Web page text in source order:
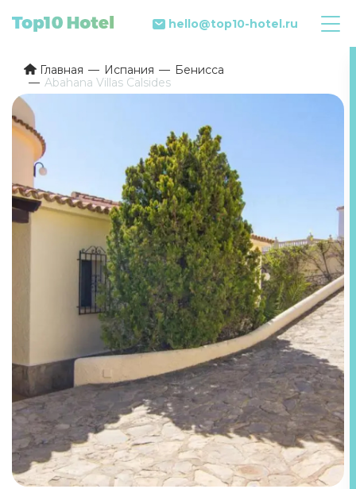
hello@top10-hotel.ru
Главная Испания
Бенисса
Abahana Villas Calsides